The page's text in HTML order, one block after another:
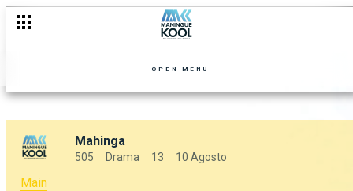
OPEN MENU
Mahinga
505 Drama 13 10 Agosto
Main